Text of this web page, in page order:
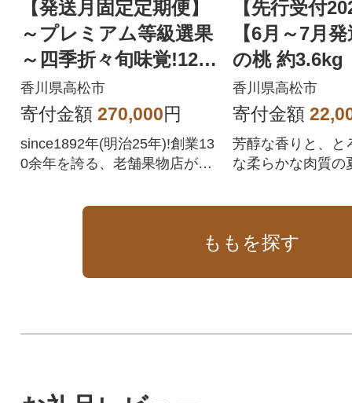
【発送月固定定期便】
～プレミアム等級選果
～四季折々旬味覚!12
ヶ月連続単品定期便♪
全12回
香川県高松市
寄付金額 270,000円
since1892年(明治25年)!創業13
0余年を誇る、老舗果物店が厳
【先行受付
【6月～7月
の桃 約3.6kg
香川県高松市
寄付金額
芳醇な香りと、と
な柔らかな肉質の
ももを探す